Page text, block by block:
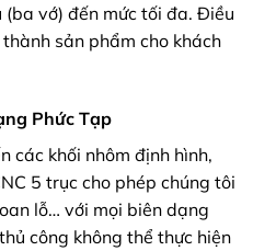
vớ) đến mức tối đa. Điều
sản phẩm cho khách
Phức Tạp
các khối nhôm định hình,
5 trục cho phép chúng tôi
lỗ… với mọi biên dạng
công không thể thực hiện